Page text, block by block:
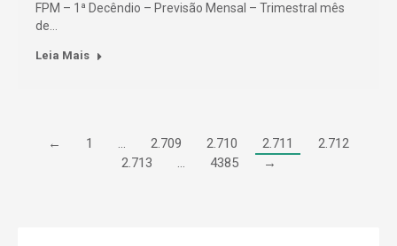
FPM – 1ª Decêndio – Previsão Mensal – Trimestral mês
de…
Leia Mais
← 1 … 2.709 2.710 2.711
2.712
2.713
… 4385 →